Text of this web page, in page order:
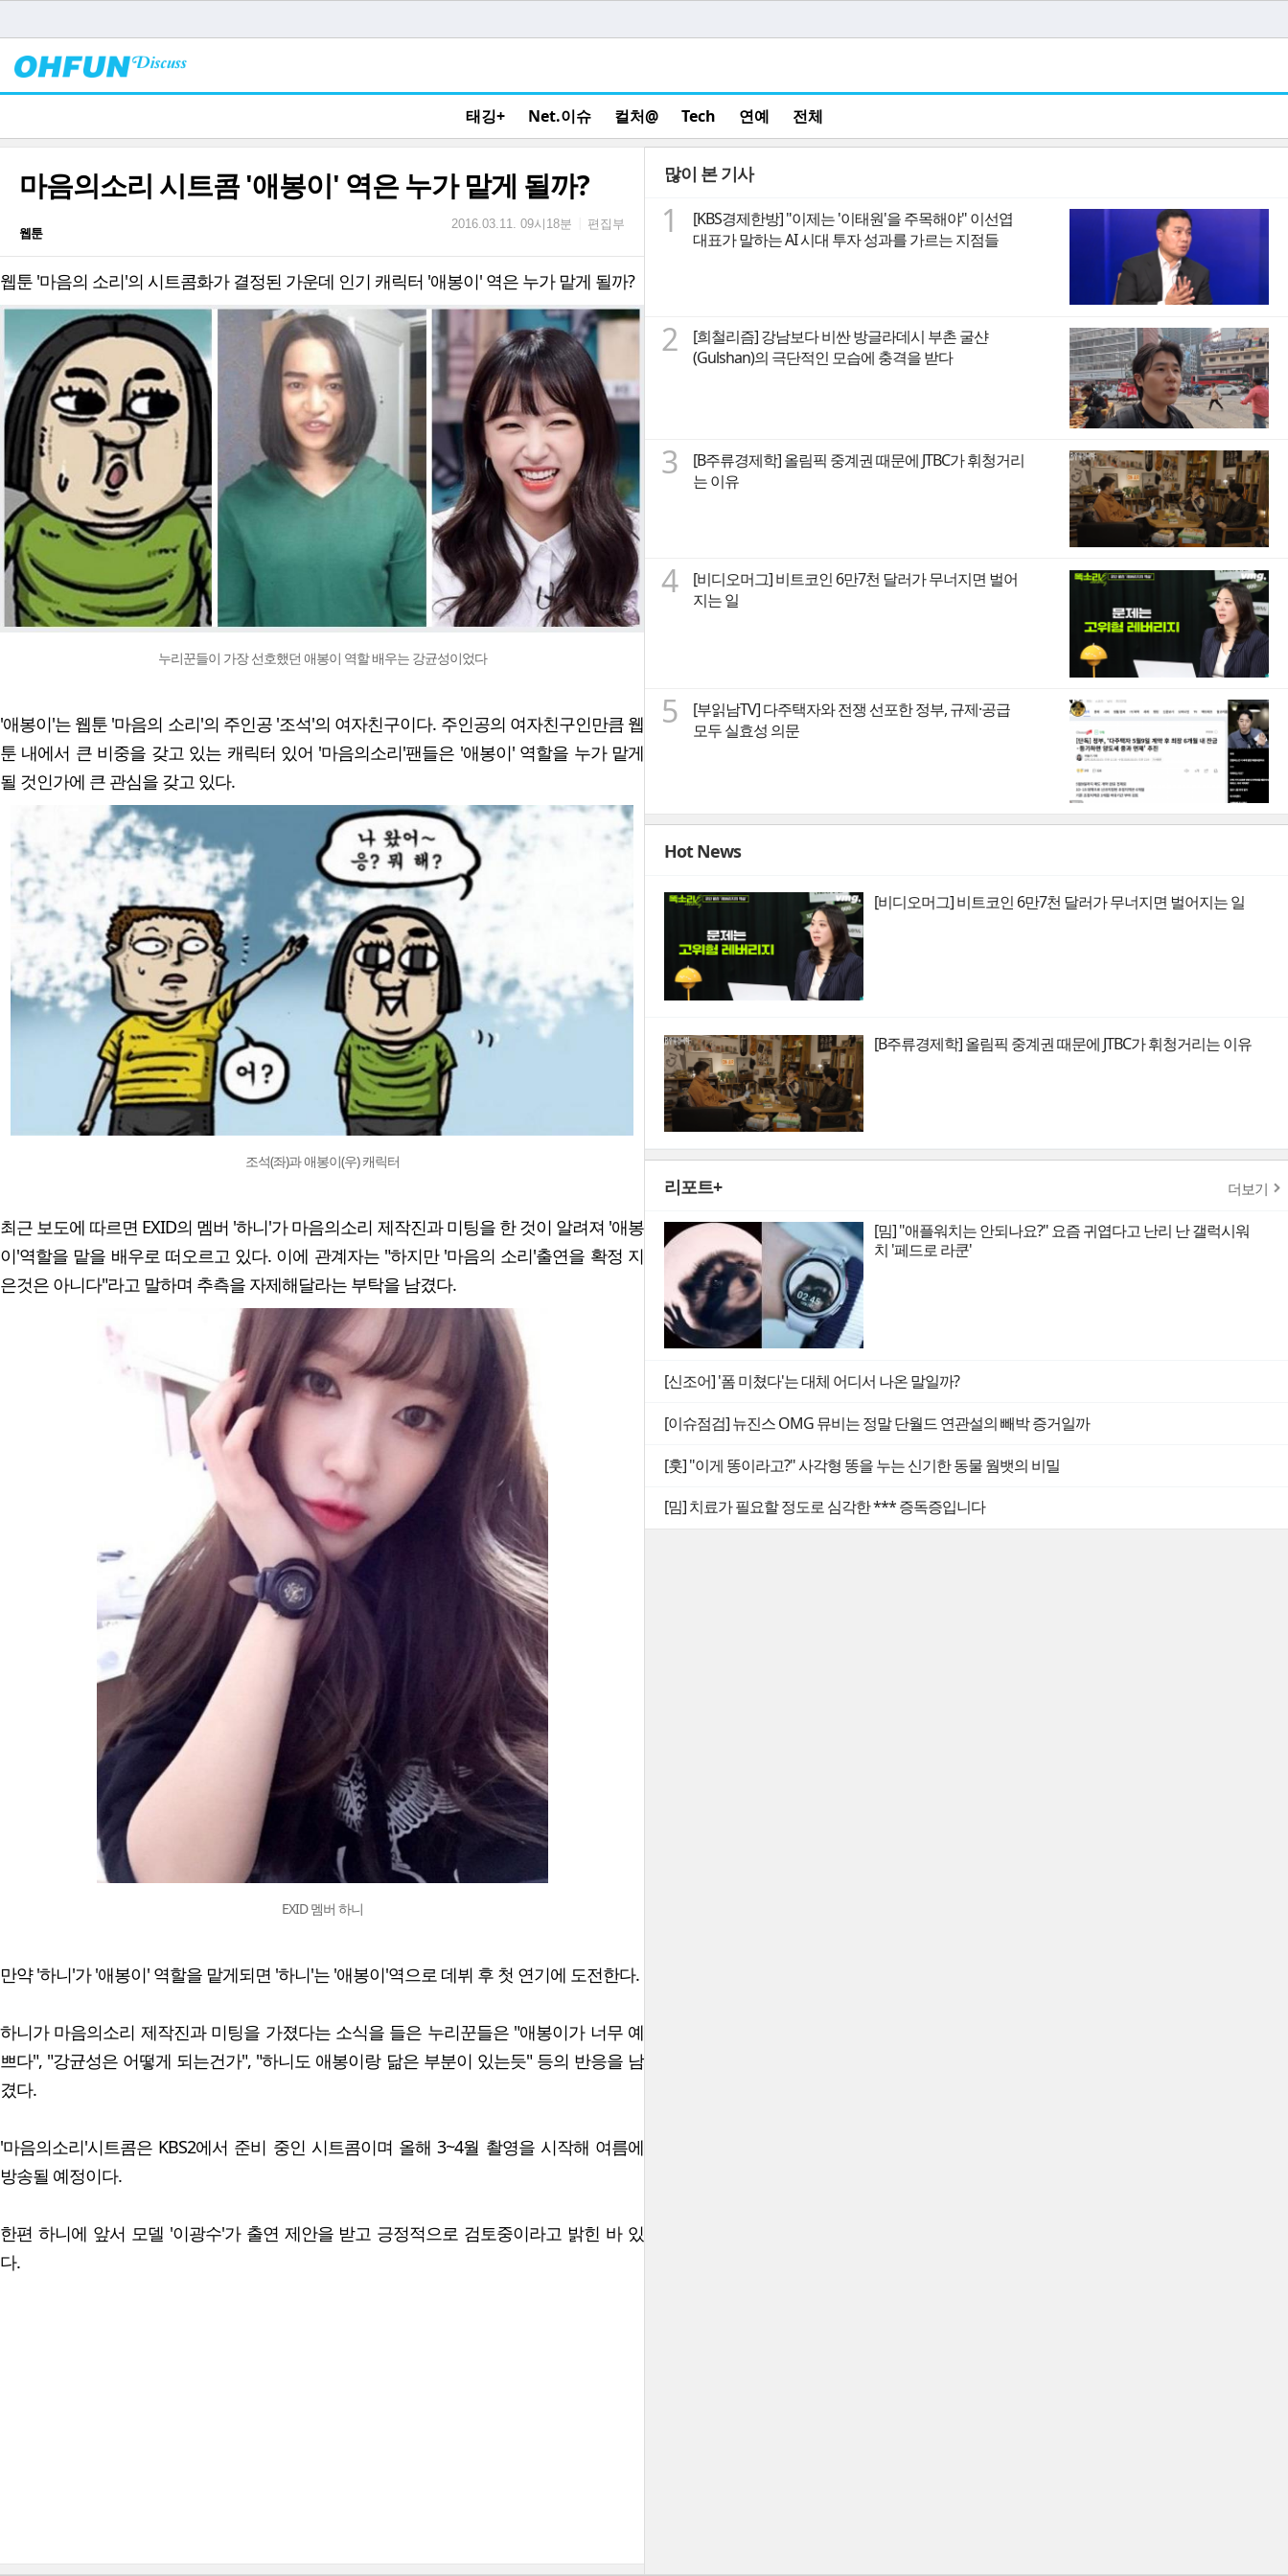
태깅+ Net.이슈 컬처@ Tech 연예 전체
마음의소리 시트콤 '애봉이' 역은 누가 맡게 될까?
웹툰
2016.03.11. 09시18분 편집부
웹툰 '마음의 소리'의 시트콤화가 결정된 가운데 인기 캐릭터 '애봉이' 역은 누가 맡게 될까?
누리꾼들이 가장 선호했던 애봉이 역할 배우는 강균성이었다
'애봉이'는 웹툰 '마음의 소리'의 주인공 '조석'의 여자친구이다. 주인공의 여자친구인만큼 웹
툰 내에서 큰 비중을 갖고 있는 캐릭터 있어 '마음의소리'팬들은 '애봉이' 역할을 누가 맡게
될 것인가에 큰 관심을 갖고 있다.
조석(좌)과 애봉이(우) 캐릭터
최근 보도에 따르면 EXID의 멤버 '하니'가 마음의소리 제작진과 미팅을 한 것이 알려져 '애봉
이'역할을 맡을 배우로 떠오르고 있다. 이에 관계자는 "하지만 '마음의 소리'출연을 확정 지
은것은 아니다"라고 말하며 추측을 자제해달라는 부탁을 남겼다.
EXID 멤버 하니
만약 '하니'가 '애봉이' 역할을 맡게되면 '하니'는 '애봉이'역으로 데뷔 후 첫 연기에 도전한다.
하니가 마음의소리 제작진과 미팅을 가졌다는 소식을 들은 누리꾼들은 "애봉이가 너무 예
쁘다", "강균성은 어떻게 되는건가", "하니도 애봉이랑 닮은 부분이 있는듯" 등의 반응을 남
겼다.
'마음의소리'시트콤은 KBS2에서 준비 중인 시트콤이며 올해 3~4월 촬영을 시작해 여름에
방송될 예정이다.
한편 하니에 앞서 모델 '이광수'가 출연 제안을 받고 긍정적으로 검토중이라고 밝힌 바 있
다.
많이 본 기사
1
[KBS경제한방] "이제는 '이태원'을 주목해야" 이선엽
대표가 말하는 AI 시대 투자 성과를 가르는 지점들
2
[희철리즘] 강남보다 비싼 방글라데시 부촌 굴샨
(Gulshan)의 극단적인 모습에 충격을 받다
3
[B주류경제학] 올림픽 중계권 때문에 JTBC가 휘청거리
는 이유
4
[비디오머그] 비트코인 6만7천 달러가 무너지면 벌어
지는 일
5
[부읽남TV] 다주택자와 전쟁 선포한 정부, 규제·공급
모두 실효성 의문
Hot News
[비디오머그] 비트코인 6만7천 달러가 무너지면 벌어지는 일
[B주류경제학] 올림픽 중계권 때문에 JTBC가 휘청거리는 이유
리포트+ 더보기
[밈] "애플워치는 안되나요?" 요즘 귀엽다고 난리 난 갤럭시워
치 '페드로 라쿤'
[신조어] '폼 미쳤다'는 대체 어디서 나온 말일까?
[이슈점검] 뉴진스 OMG 뮤비는 정말 단월드 연관설의 빼박 증거일까
[훗] "이게 똥이라고?" 사각형 똥을 누는 신기한 동물 웜뱃의 비밀
[밈] 치료가 필요할 정도로 심각한 *** 증독증입니다